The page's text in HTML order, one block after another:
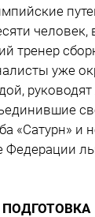
тренер
уже
«Сатурн»
Федерации